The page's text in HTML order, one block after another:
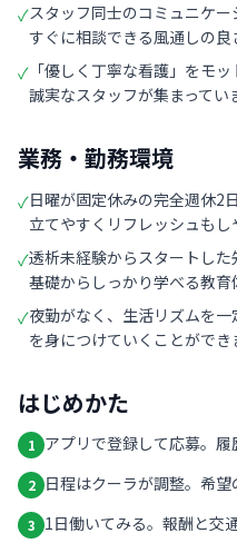
✓スタッフ同士のコミュニケ
すぐに相談できる風通しの良
✓ 「優しく丁寧な看護」をモ
誠実なスタッフが集まってい
業務・勤務環境
✓日曜が固定休みの完全週休2
立てやすくリフレッシュもし
✓透析未経験からスタートし
基礎からしっかり学べる教育
✓夜勤がなく、生活リズムを
を身につけていくことができ
はじめかた
1 アプリで登録して応募。
2 日程はクーラが調整。希
3 1日働いてみる。報酬と交